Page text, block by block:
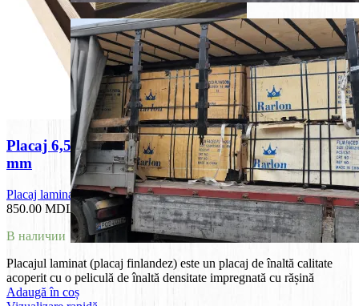
Placaj 6,5 mm laminat, F/F, mesteacan, 1250*2500
mm
Placaj laminat
850.00 MDL
В наличии
Placajul laminat (placaj finlandez) este un placaj de înaltă calitate
acoperit cu o peliculă de înaltă densitate impregnată cu rășină
Adaugă în coș